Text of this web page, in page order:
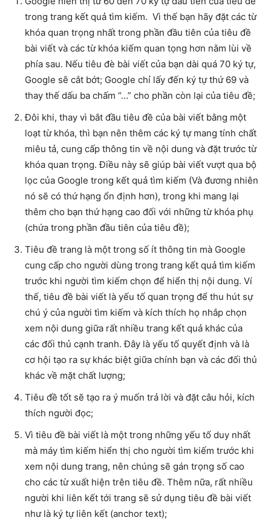
trong trang kết quả tìm kiếm. Vì thế bạn hãy đặt các từ
khóa quan trọng nhất trong phần đầu tiên của tiêu đề
bài viết và các từ khóa kiếm quan tọng hơn nằm lùi về
phía sau. Nếu tiêu đè bài viết của bạn dài quá 70 ký tự,
Google sẽ cắt bớt; Google chỉ lấy đến ký tự thứ 69 và
thay thế dấu ba chấm “…” cho phần còn lại của tiêu đề;
Đôi khi, thay vì bắt đầu tiêu đề của bài viết bằng một
loạt từ khóa, thì bạn nên thêm các ký tự mang tính chất
miêu tả, cung cấp thông tin về nội dung và đặt trước từ
khóa quan trọng. Điều này sẽ giúp bài viết vượt qua bộ
lọc của Google trong kết quả tìm kiếm (Và đương nhiên
nó sẽ có thứ hạng ổn định hơn), trong khi mang lại
thêm cho bạn thứ hạng cao đối với những từ khóa phụ
(chứa trong phần đầu tiên của tiêu đề);
Tiêu đề trang là một trong số ít thông tin mà Google
cung cấp cho người dùng trong trang kết quả tìm kiếm
trước khi người tìm kiếm chọn để hiển thị nội dung. Ví
thế, tiêu đề bài viết là yếu tố quan trọng để thu hút sự
chú ý của người tìm kiếm và kích thích họ nhắp chọn
xem nội dung giữa rất nhiều trang kết quả khác của
các đối thủ cạnh tranh. Đây là yếu tố quyết định và là
cơ hội tạo ra sự khác biệt giữa chính bạn và các đối thủ
khác về mặt chất lượng;
Tiêu đề tốt sẽ tạo ra ý muốn trả lời và đặt câu hỏi, kích
thích người đọc;
Vì tiêu đề bài viết là một trong những yếu tố duy nhất
mà máy tìm kiếm hiển thị cho người tìm kiếm trước khi
xem nội dung trang, nên chúng sẽ gán trọng số cao
cho các từ xuất hiện trên tiêu đề. Thêm nữa, rất nhiều
người khi liên kết tới trang sẽ sử dụng tiêu đề bài viết
như là ký tự liên kết (anchor text);